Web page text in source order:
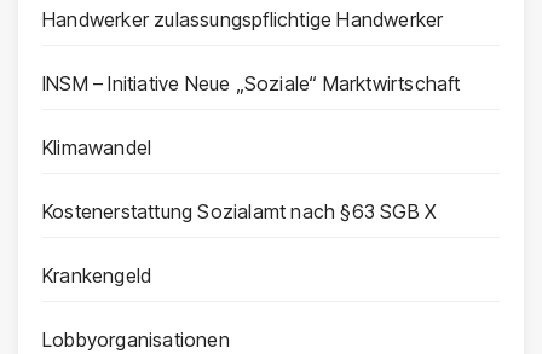
Handwerker zulassungspflichtige Handwerker
INSM – Initiative Neue „Soziale“ Marktwirtschaft
Klimawandel
Kostenerstattung Sozialamt nach §63 SGB X
Krankengeld
Lobbyorganisationen